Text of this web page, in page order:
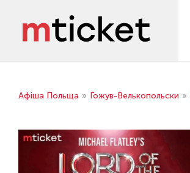
Афіша Польща » Гожув-Велькопольски »